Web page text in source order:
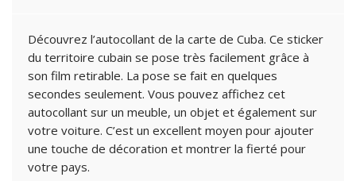
Découvrez l’autocollant de la carte de Cuba. Ce sticker
du territoire cubain se pose très facilement grâce à
son film retirable. La pose se fait en quelques
secondes seulement. Vous pouvez affichez cet
autocollant sur un meuble, un objet et également sur
votre voiture. C’est un excellent moyen pour ajouter
une touche de décoration et montrer la fierté pour
votre pays.